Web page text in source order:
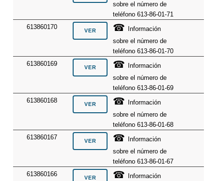
sobre el número de
teléfono 613-86-01-71
613860170
☎
Información
sobre el número de
teléfono 613-86-01-70
613860169
☎
Información
sobre el número de
teléfono 613-86-01-69
613860168
☎
Información
sobre el número de
teléfono 613-86-01-68
613860167
☎
Información
sobre el número de
teléfono 613-86-01-67
613860166
☎
Información